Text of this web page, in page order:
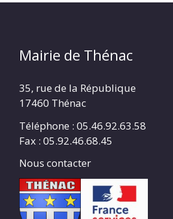
Mairie de Thénac
35, rue de la République
17460 Thénac
Téléphone : 05.46.92.63.58
Fax : 05.92.46.68.45
Nous contacter